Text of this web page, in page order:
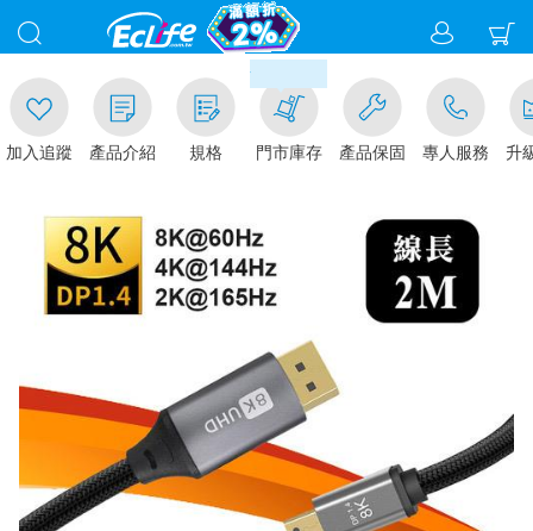
加入追蹤 產品介紹 規格
滿千元門市取貨現折1%(部分
門市庫存 產品保固 專人服務 升